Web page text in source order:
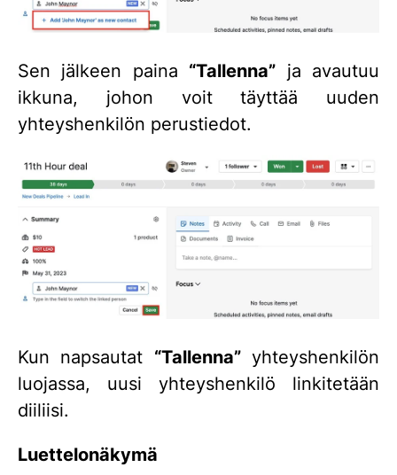
Sen jälkeen paina “Tallenna” ja avautuu
ikkuna, johon voit täyttää uuden
yhteyshenkilön perustiedot.
Kun napsautat “Tallenna”yhteyshenkilön
luojassa, uusi yhteyshenkilö linkitetään
diiliisi.
Luettelonäkymä